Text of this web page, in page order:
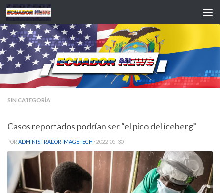
Saltar al contenido
SIN CATEGORÍA
Casos reportados podrían ser “el pico del iceberg”
POR ADMINISTRADOR IMAGETECH · 2022-05-30